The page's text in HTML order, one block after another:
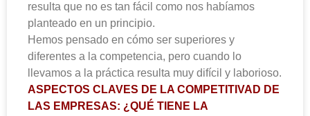
resulta que no es tan fácil como nos habíamos
planteado en un principio.
Hemos pensado en cómo ser superiores y
diferentes a la competencia, pero cuando lo
llevamos a la práctica resulta muy difícil y laborioso.
ASPECTOS CLAVES DE LA COMPETITIVAD DE
LAS EMPRESAS: ¿QUÉ TIENE LA